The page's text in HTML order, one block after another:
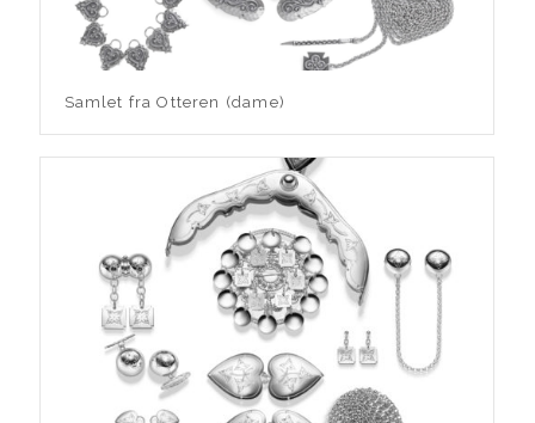
Samlet fra Otteren (dame)